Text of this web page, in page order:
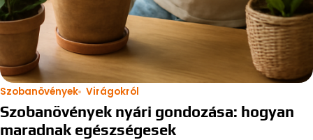
Szobanövények Virágokról
Szobanövények nyári gondozása: hogyan
maradnak egészségesek